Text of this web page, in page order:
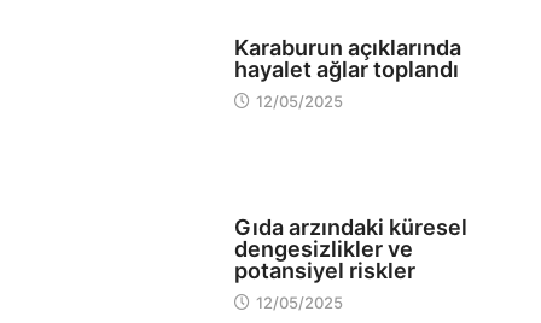
Karaburun açıklarında
hayalet ağlar toplandı
12/05/2025
Gıda arzındaki küresel
dengesizlikler ve
potansiyel riskler
12/05/2025